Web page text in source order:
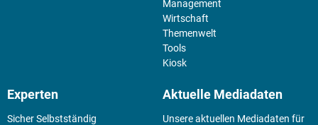
Management
Wirtschaft
Themenwelt
Tools
Kiosk
Experten
Sicher Selbstständig
Aktuelle Mediadaten
Unsere aktuellen Mediadaten für